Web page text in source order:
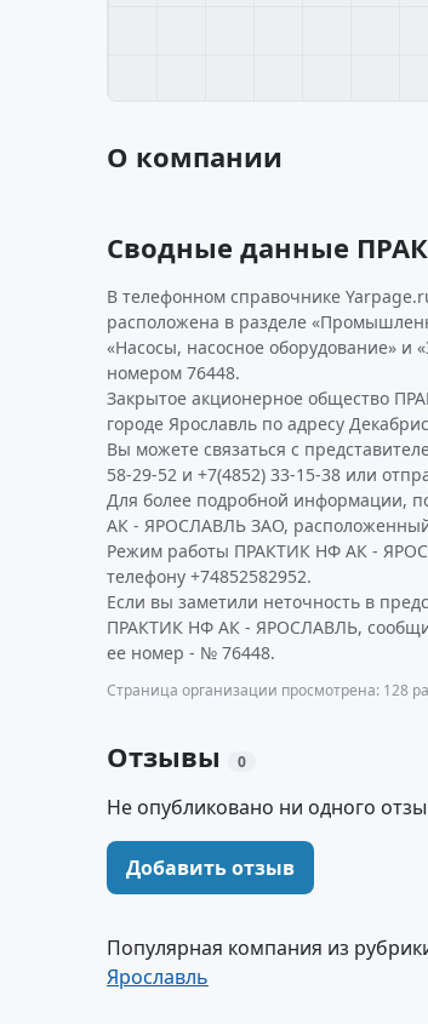
О компании
Сводные данные
В телефонном справочнике
расположена в разделе
«Насосы, насосное оборудование» и
номером 76448.
Закрытое акционерное общество
городе Ярославль по адресу
Вы можете связаться с
58-29-52 и +7(4852) 33-15-38 или
Для более подробной информации,
АК - ЯРОСЛАВЛЬ ЗАО,
Режим работы ПРАКТИК НФ АК -
телефону +74852582952.
Если вы заметили неточность в
ПРАКТИК НФ АК - ЯРОСЛАВЛЬ,
ее номер - № 76448.
Страница организации просмотрена: 128
Отзывы 0
Не опубликовано ни одного
Добавить отзыв
Популярная компания из
Ярославль